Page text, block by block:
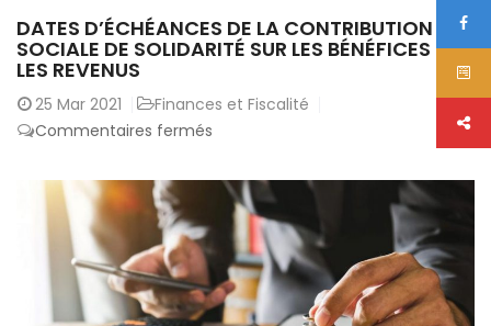
DATES D’ÉCHÉANCES DE LA CONTRIBUTION
SOCIALE DE SOLIDARITÉ SUR LES BÉNÉFICES ET
LES REVENUS
25 Mar 2021
Finances et Fiscalité
Commentaires fermés
d’échéances
contribution
sociale
de